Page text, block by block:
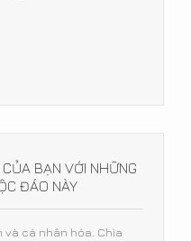
BẠN VỚI NHỮNG
ĐÁO NÀY
và cá nhân hóa. Chìa